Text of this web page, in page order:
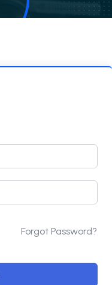
Forgot Password?